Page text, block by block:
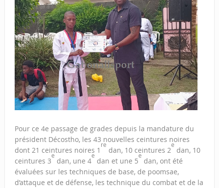
Pour ce 4e passage de grades depuis la mandature du
président Décostho, les 43 nouvelles ceintures noires
dont 21 ceintures noires 1
re
dan, 10 ceintures 2
e
dan, 10
ceintures 3
e
dan, une 4
e
dan et une 5
e
dan, ont été
évaluées sur les techniques de base, de poomsae,
d’attaque et de défense, les technique du combat et de la